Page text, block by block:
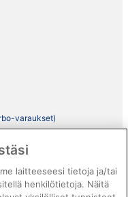
varaukset)
laitteeseesi tietoja ja/tai
henkilötietoja. Näitä